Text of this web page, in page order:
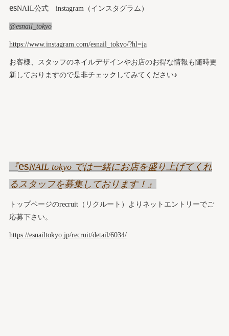
esNAIL公式 instagram（インスタグラム）
@esnail_tokyo
https://www.instagram.com/esnail_tokyo/?hl=ja
お客様、スタッフのネイルデザインやお店のお得な情報も随時更
新しておりますので是非チェックしてみてください♪
『esNAIL tokyo では一緒にお店を盛り上げてくれ
るスタッフを募集しております！』
トップページのrecruit（リクルート）よりネットエントリーでご
応募下さい。
https://esnailtokyo.jp/recruit/detail/6034/